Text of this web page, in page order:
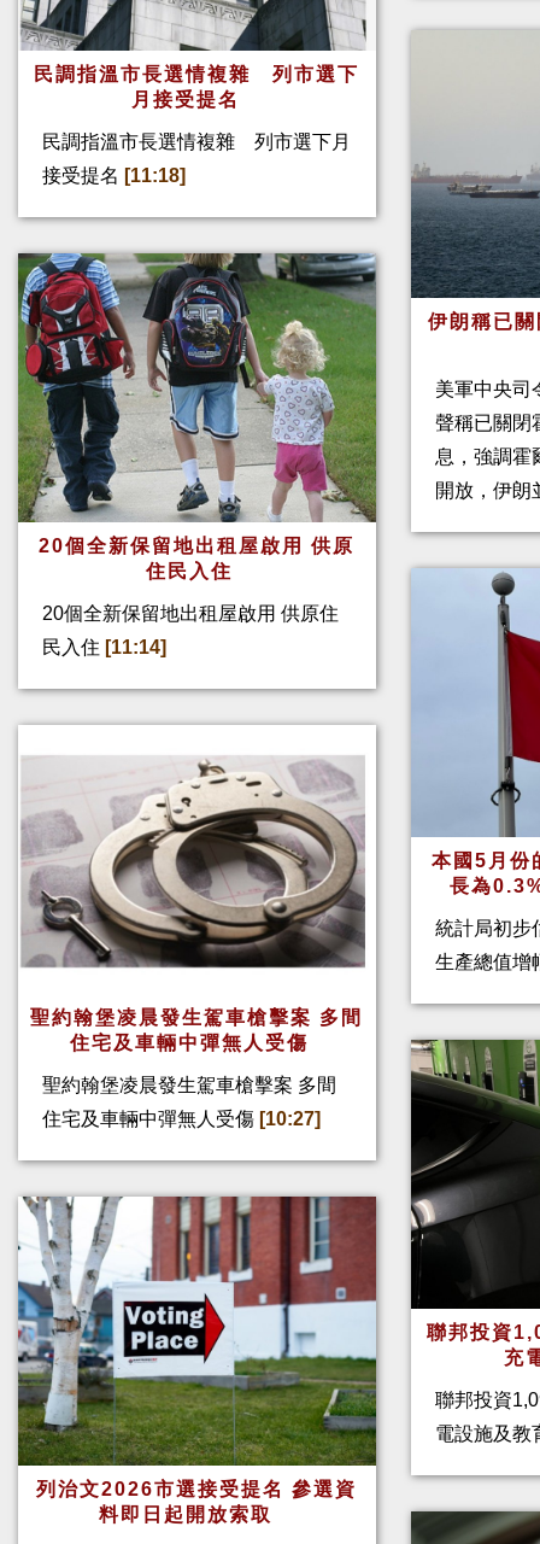
民調指溫市長選情複雜 列市選下
月接受提名
民調指溫市長選情複雜 列市選下月
接受提名 [11:18]
20個全新保留地出租屋啟用 供原
住民入住
20個全新保留地出租屋啟用 供原住
民入住 [11:14]
聖約翰堡凌晨發生駕車槍擊案 多間
住宅及車輛中彈無人受傷
聖約翰堡凌晨發生駕車槍擊案 多間
住宅及車輛中彈無人受傷 [10:27]
列治文2026市選接受提名 參選資
料即日起開放索取
伊朗稱已
美軍中央司
聲稱已關閉
息，強調霍
開放，伊
本國5月份
長為
統計局初步
生產總值增
聯邦投資
充
聯邦投資
電設施及教